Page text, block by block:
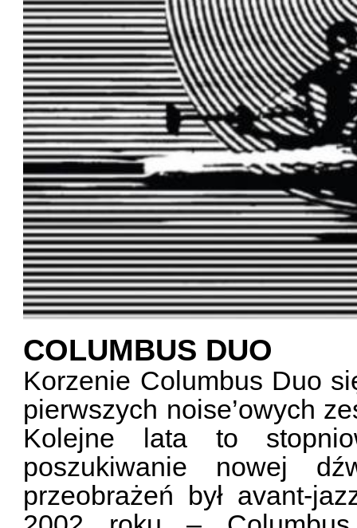
COLUMBUS DUO
Korzenie Columbus Duo
pierwszych noise’owych
Kolejne lata to
poszukiwanie nowej
przeobrażeń był avant-